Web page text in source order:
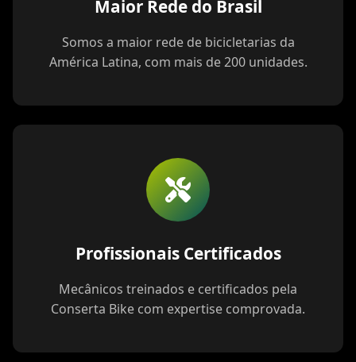
Maior Rede do Brasil
Somos a maior rede de bicicletarias da
América Latina, com mais de 200 unidades.
Profissionais Certificados
Mecânicos treinados e certificados pela
Conserta Bike com expertise comprovada.